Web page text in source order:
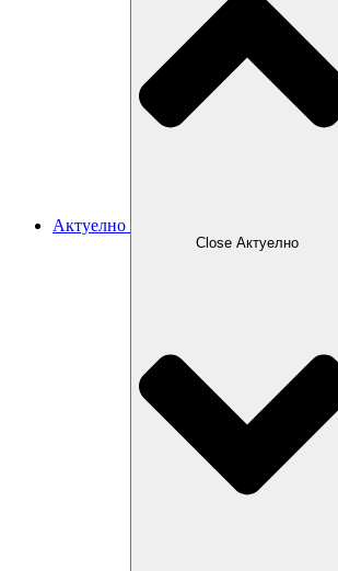
Актуелно
Close Актуелно